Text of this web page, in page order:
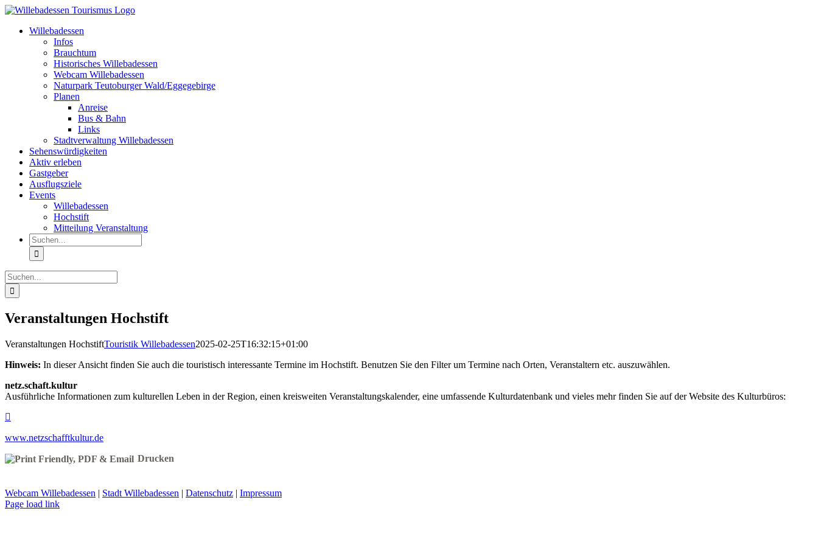
Zum
springenWillebadessen
Infos
Brauchtum
Historisches Willebadessen
Webcam Willebadessen
Naturpark Teutoburger Wald/Eggegebirge
Planen
Anreise
Bus & Bahn
Links
Stadtverwaltung Willebadessen
Sehenswürdigkeiten
Aktiv erleben
Gastgeber
Ausflugsziele
Events
Willebadessen
Hochstift
Mitteilung Veranstaltung
Suche
nach:
Suche
nach:
Veranstaltungen Hochstift
Veranstaltungen HochstiftTouristik Willebadessen2025-02-25T16:32:15+01:00
Hinweis: In dieser Ansicht finden Sie auch die touristisch interessante Termine im Hochstift. Benutzen Sie den Filter um Termine nach Orten, Veranstaltern etc. auszuwählen.
netz.schaft.kultur
Ausführliche Informationen zum kulturellen Leben in der Region, einen kreisweiten Veranstaltungskalender, eine umfassende Kulturdatenbank und vieles mehr finden Sie auf der Website des Kulturbüros:
www.netzschafftkultur.de
Drucken
Webcam Willebadessen | Stadt Willebadessen | Datenschutz | Impressum
Facebook
X
YouTube
Page load link